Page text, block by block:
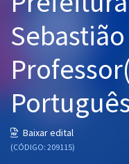
Cursos 20% OFF
Pós
Graduação
OAB
Sebastião
Baixar edital
(CÓDIGO: 209115)